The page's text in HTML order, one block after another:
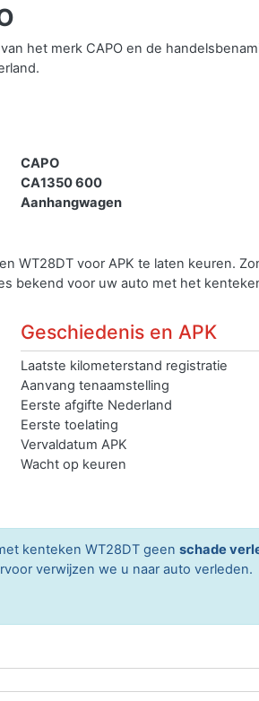
het merk CAPO en de
CAPO
CA1350 600
Aanhangwagen
WT28DT voor APK te laten keuren.
bekend voor uw auto met het
Geschiedenis en APK
Laatste kilometerstand registratie
Aanvang tenaamstelling
Eerste afgifte Nederland
Eerste toelating
Vervaldatum APK
Wacht op keuren
kenteken WT28DT geen schade
verwijzen we u naar auto verleden.